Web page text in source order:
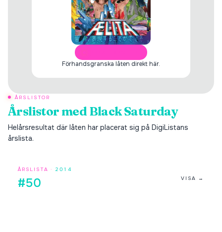
Förhandsgranska låten direkt här.
ÅRSLISTOR
Årslistor medBlack Saturday
Helårsresultat där låten har placerat sig på DigiListans
årslista.
ÅRSLISTA · 2014
#50 VISA →